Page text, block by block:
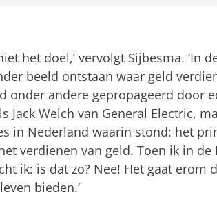
het doel,’ vervolgt Sijbesma. ‘In
beeld ontstaan waar geld
onder andere gepropageerd door
Jack Welch van General Electric,
in Nederland waarin stond: het
verdienen van geld. Toen ik in de
ik: is dat zo? Nee! Het gaat erom
bieden.’